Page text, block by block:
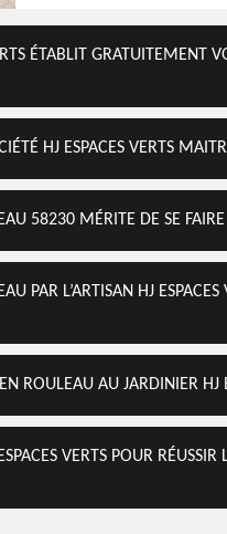
ÉTABLIT GRATUITEMENT
HJ ESPACES VERTS
58230 MÉRITE DE SE FAIRE
PAR L’ARTISAN HJ
ROULEAU AU JARDINIER HJ
VERTS POUR